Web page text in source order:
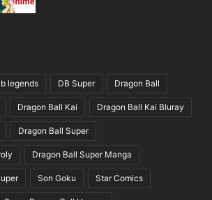
legends DB Super Dragon Ball
Dragon Ball Kai Dragon Ball Kai Bluray
Dragon Ball Super
Dragon Ball Super Manga
Son Goku Star Comics